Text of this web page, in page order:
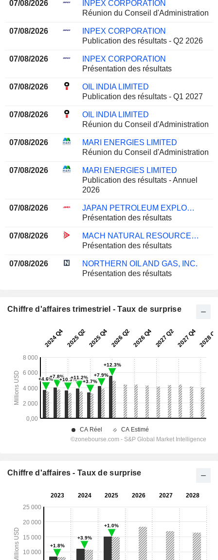
07/08/2026
INPEX CORPORATION
Réunion du Conseil d'Administration
07/08/2026
INPEX CORPORATION
Publication des résultats - Q2 2026
07/08/2026
INPEX CORPORATION
Présentation des résultats
07/08/2026
OIL INDIA LIMITED
Publication des résultats - Q1 2027
07/08/2026
OIL INDIA LIMITED
Réunion du Conseil d'Administration
07/08/2026
MARI ENERGIES LIMITED
Réunion du Conseil d'Administration
07/08/2026
MARI ENERGIES LIMITED
Publication des résultats - Annuel
2026
07/08/2026
JAPAN PETROLEUM EXPLORATION CO., LTD.
Présentation des résultats
07/08/2026
MACH NATURAL RESOURCES LP
Présentation des résultats
07/08/2026
NORTHERN OIL AND GAS, INC.
Présentation des résultats
Chiffre d'affaires trimestriel - Taux de surprise
Chiffre d'affaires - Taux de surprise